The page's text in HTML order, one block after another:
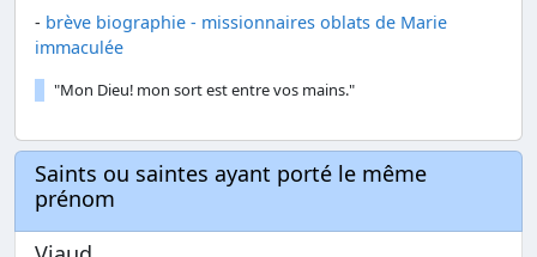
- brève biographie - missionnaires oblats de Marie
immaculée
"Mon Dieu! mon sort est entre vos mains."
Saints ou saintes ayant porté le même
prénom